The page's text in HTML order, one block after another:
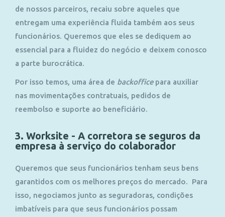
de nossos parceiros, recaiu sobre aqueles que
entregam uma experiência fluida também aos seus
funcionários. Queremos que eles se dediquem ao
essencial para a fluidez do negócio e deixem conosco
a parte burocrática.
Por isso temos, uma área de backoffice para auxiliar
nas movimentações contratuais, pedidos de
reembolso e suporte ao beneficiário.
3. Worksite - A corretora se seguros da
empresa à serviço do colaborador
Queremos que seus funcionários tenham seus bens
garantidos com os melhores preços do mercado. Para
isso, negociamos junto as seguradoras, condições
imbatíveis para que seus funcionários possam